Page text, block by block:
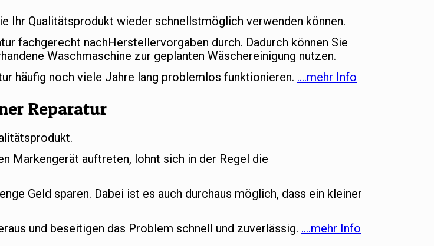
Ihr Qualitätsprodukt wieder schnellstmöglich verwenden können.
fachgerecht nachHerstellervorgaben durch. Dadurch können Sie
Waschmaschine zur geplanten Wäschereinigung nutzen.
häufig noch viele Jahre lang problemlos funktionieren. ….mehr Info
Reparatur
Markengerät auftreten, lohnt sich in der Regel die
Geld sparen. Dabei ist es auch durchaus möglich, dass ein kleiner
und beseitigen das Problem schnell und zuverlässig. ….mehr Info